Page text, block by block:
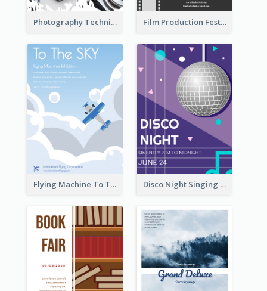
Photography Technique Class Flyer Film Production Festival Flyer
Flying Machine To The Sky Exhibition Flyer Disco Night Singing And Dancing Flyer